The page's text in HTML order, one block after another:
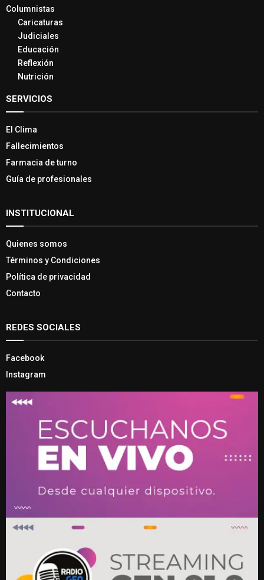
Columnistas
Caricaturas
Judiciales
Educación
Reflexión
Nutrición
SERVICIOS
El Clima
Fallecimientos
Farmacia de turno
Guía de profesionales
INSTITUCIONAL
Quienes somos
Términos y Condiciones
Política de privacidad
Contacto
REDES SOCIALES
Facebook
Instagram